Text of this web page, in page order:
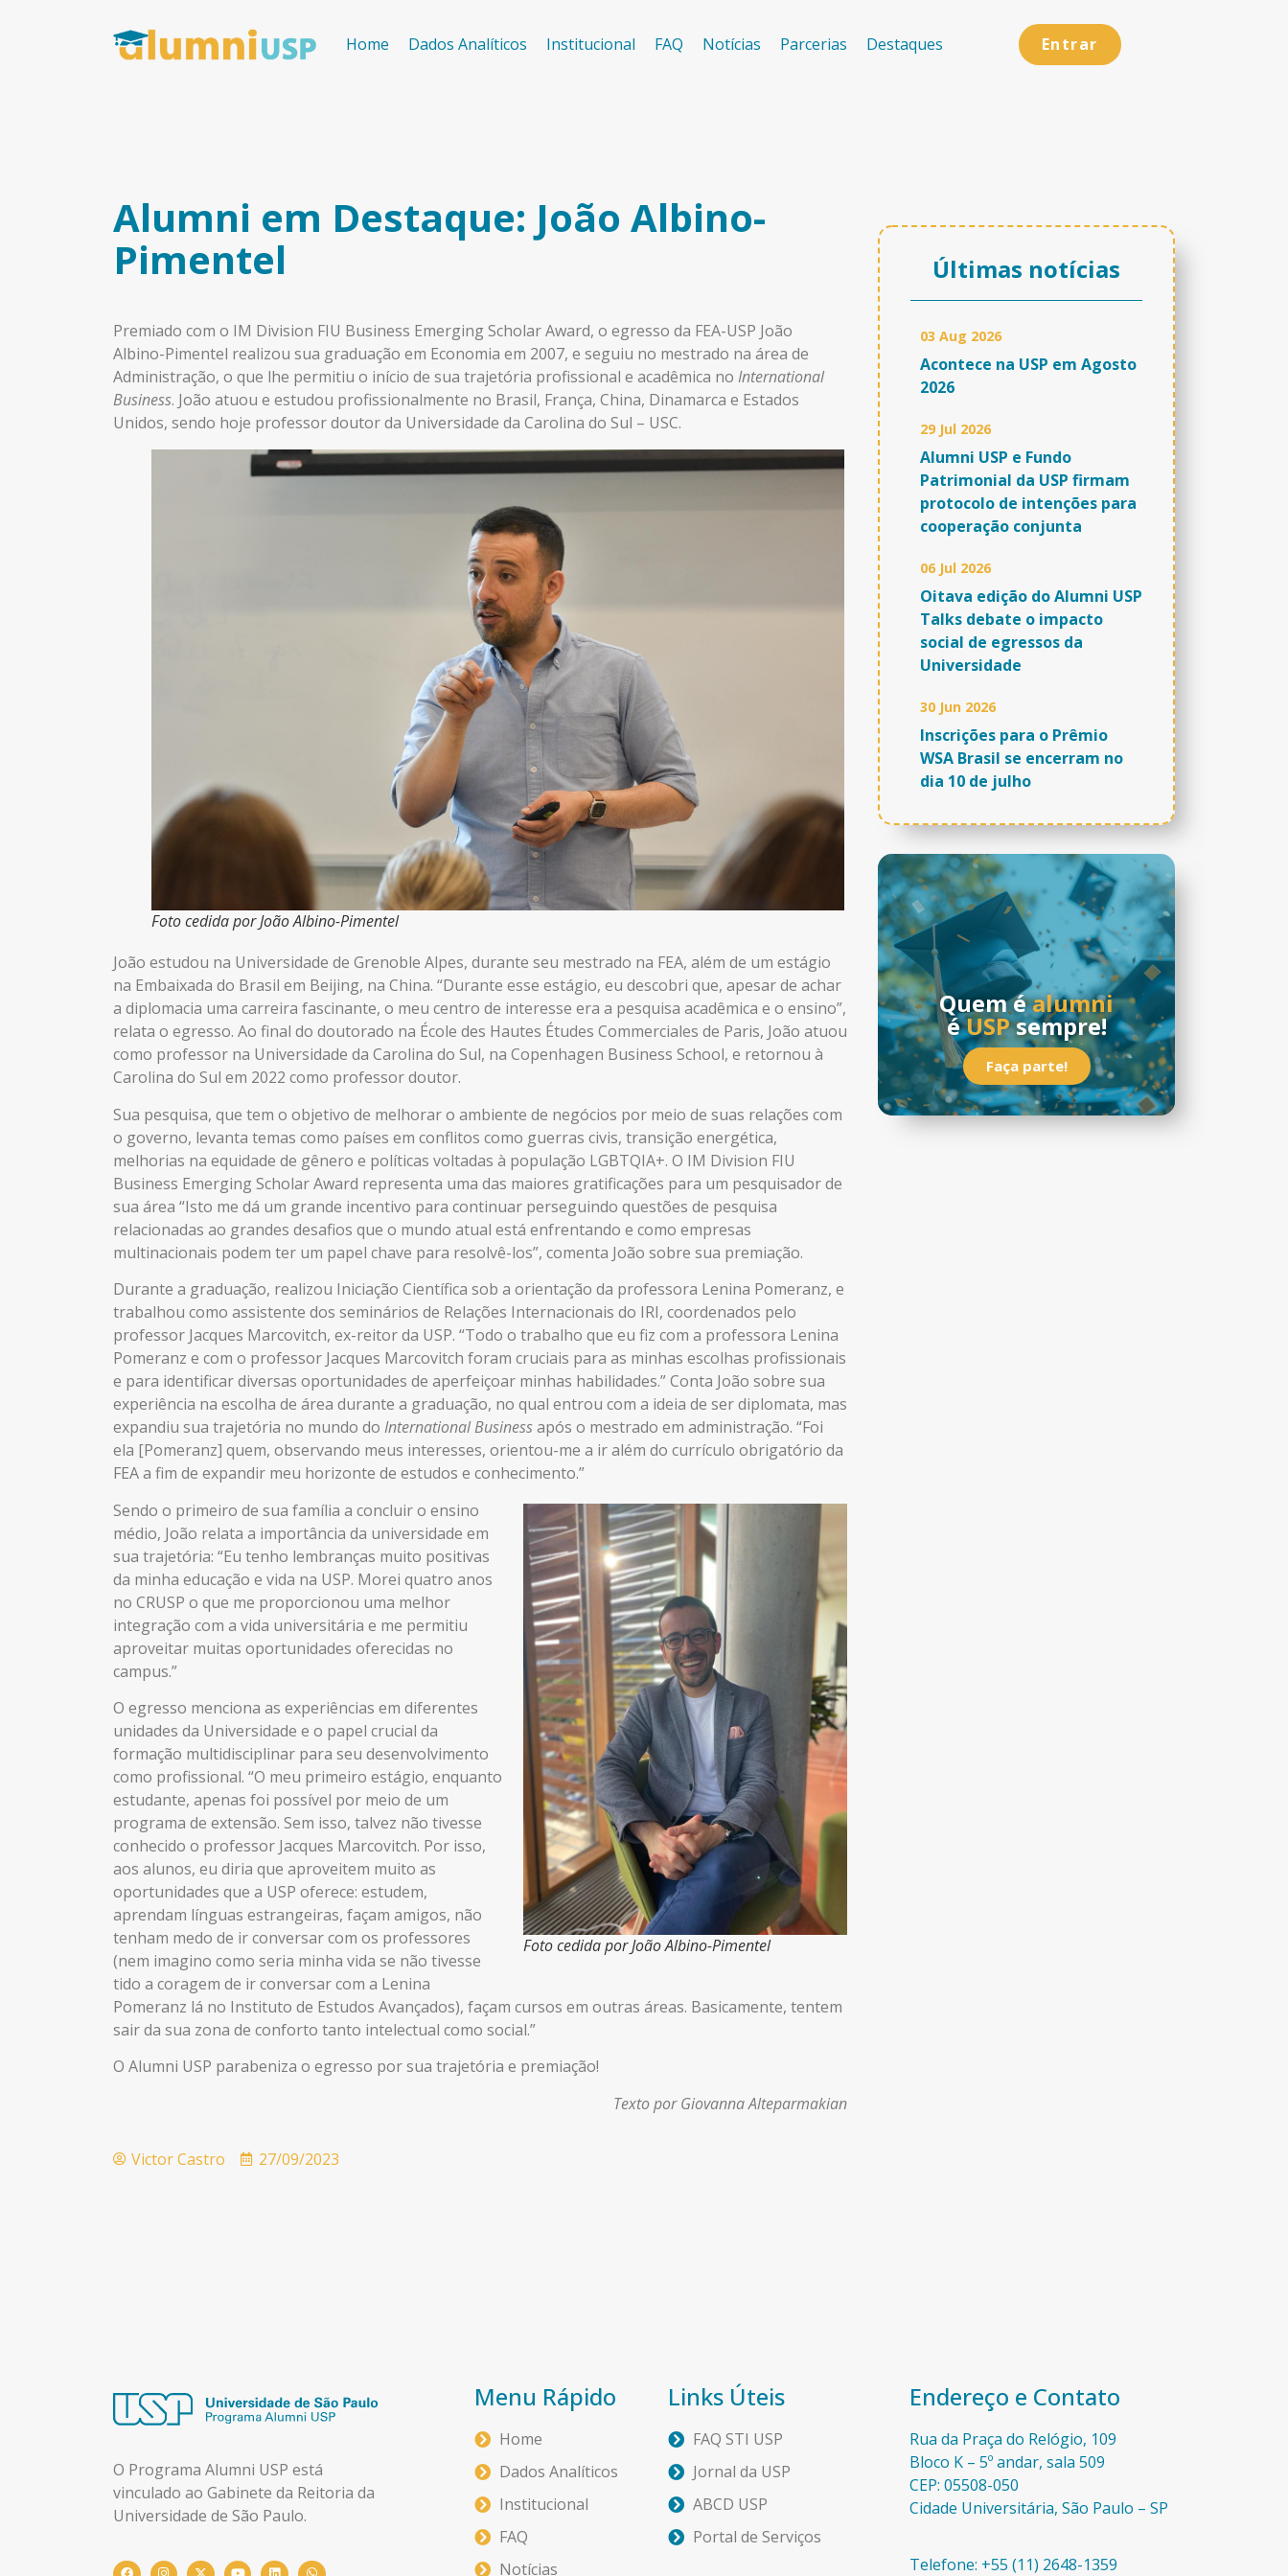
Home Dados Analíticos Institucional FAQ Notícias Parcerias Destaques Entrar
Alumni em Destaque: João Albino-
Pimentel
Premiado com o IM Division FIU Business Emerging Scholar Award, o egresso da FEA-USP João
Albino-Pimentel realizou sua graduação em Economia em 2007, e seguiu no mestrado na área de
Administração, o que lhe permitiu o início de sua trajetória profissional e acadêmica no International
Business. João atuou e estudou profissionalmente no Brasil, França, China, Dinamarca e Estados
Unidos, sendo hoje professor doutor da Universidade da Carolina do Sul – USC.
Foto cedida por João Albino-Pimentel
João estudou na Universidade de Grenoble Alpes, durante seu mestrado na FEA, além de um estágio
na Embaixada do Brasil em Beijing, na China. “Durante esse estágio, eu descobri que, apesar de achar
a diplomacia uma carreira fascinante, o meu centro de interesse era a pesquisa acadêmica e o ensino”,
relata o egresso. Ao final do doutorado na École des Hautes Études Commerciales de Paris, João atuou
como professor na Universidade da Carolina do Sul, na Copenhagen Business School, e retornou à
Carolina do Sul em 2022 como professor doutor.
Sua pesquisa, que tem o objetivo de melhorar o ambiente de negócios por meio de suas relações com
o governo, levanta temas como países em conflitos como guerras civis, transição energética,
melhorias na equidade de gênero e políticas voltadas à população LGBTQIA+. O IM Division FIU
Business Emerging Scholar Award representa uma das maiores gratificações para um pesquisador de
sua área “Isto me dá um grande incentivo para continuar perseguindo questões de pesquisa
relacionadas ao grandes desafios que o mundo atual está enfrentando e como empresas
multinacionais podem ter um papel chave para resolvê-los”, comenta João sobre sua premiação.
Durante a graduação, realizou Iniciação Científica sob a orientação da professora Lenina Pomeranz, e
trabalhou como assistente dos seminários de Relações Internacionais do IRI, coordenados pelo
professor Jacques Marcovitch, ex-reitor da USP. “Todo o trabalho que eu fiz com a professora Lenina
Pomeranz e com o professor Jacques Marcovitch foram cruciais para as minhas escolhas profissionais
e para identificar diversas oportunidades de aperfeiçoar minhas habilidades.” Conta João sobre sua
experiência na escolha de área durante a graduação, no qual entrou com a ideia de ser diplomata, mas
expandiu sua trajetória no mundo do International Businessapós o mestrado em administração. “Foi
ela [Pomeranz] quem, observando meus interesses, orientou-me a ir além do currículo obrigatório da
FEA a fim de expandir meu horizonte de estudos e conhecimento.”
Foto cedida por João Albino-Pimentel
Sendo o primeiro de sua família a concluir o ensino
médio, João relata a importância da universidade em
sua trajetória: “Eu tenho lembranças muito positivas
da minha educação e vida na USP. Morei quatro anos
no CRUSP o que me proporcionou uma melhor
integração com a vida universitária e me permitiu
aproveitar muitas oportunidades oferecidas no
campus.”
O egresso menciona as experiências em diferentes
unidades da Universidade e o papel crucial da
formação multidisciplinar para seu desenvolvimento
como profissional. “O meu primeiro estágio, enquanto
estudante, apenas foi possível por meio de um
programa de extensão. Sem isso, talvez não tivesse
conhecido o professor Jacques Marcovitch. Por isso,
aos alunos, eu diria que aproveitem muito as
oportunidades que a USP oferece: estudem,
aprendam línguas estrangeiras, façam amigos, não
tenham medo de ir conversar com os professores
(nem imagino como seria minha vida se não tivesse
tido a coragem de ir conversar com a Lenina
Pomeranz lá no Instituto de Estudos Avançados), façam cursos em outras áreas. Basicamente, tentem
sair da sua zona de conforto tanto intelectual como social.”
O Alumni USP parabeniza o egresso por sua trajetória e premiação!
Texto por Giovanna Alteparmakian
Victor Castro 27/09/2023
Últimas notícias
03 Aug 2026
Acontece na USP em Agosto
2026
29 Jul 2026
Alumni USP e Fundo
Patrimonial da USP firmam
protocolo de intenções para
cooperação conjunta
06 Jul 2026
Oitava edição do Alumni USP
Talks debate o impacto
social de egressos da
Universidade
30 Jun 2026
Inscrições para o Prêmio
WSA Brasil se encerram no
dia 10 de julho
Quem éalumni
éUSPsempre!
Faça parte!
O Programa Alumni USP está
vinculado ao Gabinete da Reitoria da
Universidade de São Paulo.
Menu Rápido
Home
Dados Analíticos
Institucional
FAQ
Notícias
Links Úteis
FAQ STI USP
Jornal da USP
ABCD USP
Portal de Serviços
Endereço e Contato
Rua da Praça do Relógio, 109
Bloco K – 5º andar, sala 509
CEP: 05508-050
Cidade Universitária, São Paulo – SP​
Telefone: +55 (11) 2648-1359